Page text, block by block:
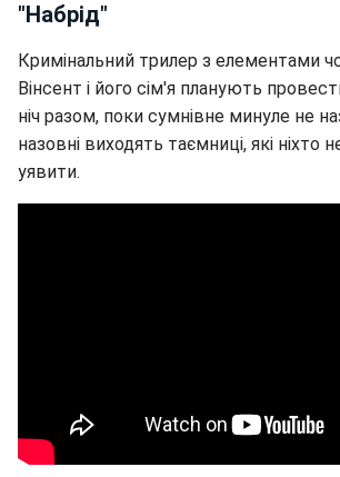
"Набрід"
Кримінальний трилер з елементами
Вінсент і його сім'я планують
ніч разом, поки сумнівне минуле не
назовні виходять таємниці, які ніхто
уявити.